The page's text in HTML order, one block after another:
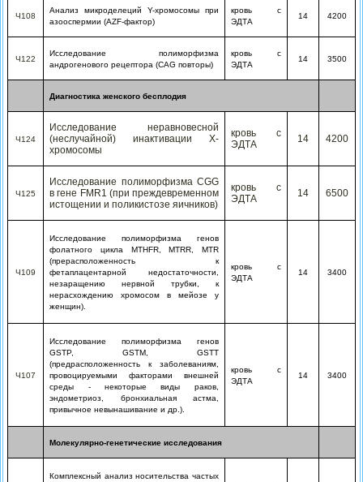
Ч108
Анализ микроделеций Y-хромосомы при
азооспермии (AZF-фактор)
кровь с
ЭДТА
14 4200
Ч122
Исследование полиморфизма
андрогенового рецептора (CAG повторы)
кровь с
ЭДТА
14 3500
Диагностика женского бесплодия
Ч124
Исследование неравновесной
(неслучайной) инактивации Х-
хромосомы
кровь с
ЭДТА
14 4200
Ч125
Исследование полиморфизма CGG
в гене FMR1 (при преждевременном
истощении и поликистозе яичников)
кровь с
ЭДТА
14 6500
Ч109
Исследование полиморфизма генов
фолатного цикла MTHFR, MTRR, MTR
(прерасположенность к
фетаплацентарной недостаточности,
незаращению нервной трубки, к
нерасхождению хромосом в мейозе у
женщин).
кровь с
ЭДТА
14 3400
Ч107
Исследование полиморфизма генов
GSTP, GSTM, GSTT
(предрасположенность к заболеваниям,
провоцируемыми факторами внешней
среды - некоторые виды раков,
эндометриоз, бронхиальная астма,
привычное невынашивание и др.).
кровь с
ЭДТА
14 3400
Молекулярно-генетические исследования
Комплексный анализ носительства частых